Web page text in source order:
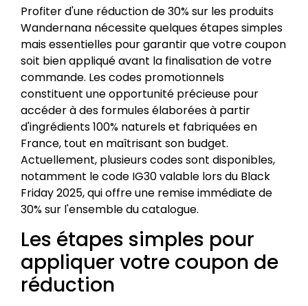
Profiter d'une réduction de 30% sur les produits
Wandernana nécessite quelques étapes simples
mais essentielles pour garantir que votre coupon
soit bien appliqué avant la finalisation de votre
commande. Les codes promotionnels
constituent une opportunité précieuse pour
accéder à des formules élaborées à partir
d'ingrédients 100% naturels et fabriquées en
France, tout en maîtrisant son budget.
Actuellement, plusieurs codes sont disponibles,
notamment le code IG30 valable lors du Black
Friday 2025, qui offre une remise immédiate de
30% sur l'ensemble du catalogue.
Les étapes simples pour
appliquer votre coupon de
réduction